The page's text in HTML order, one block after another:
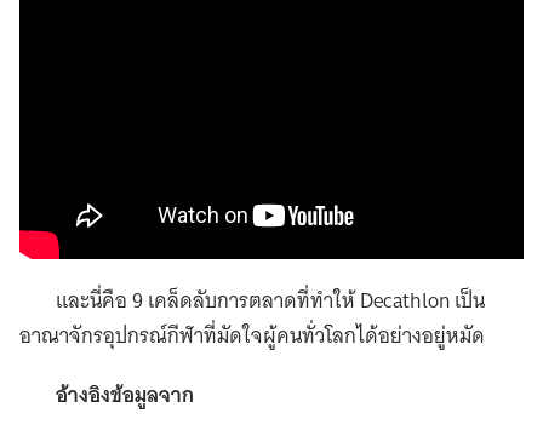
และนี่คือ 9 เคล็ดลับการตลาดที่ทำให้ Decathlon เป็น
อาณาจักรอุปกรณ์กีฬาที่มัดใจผู้คนทั่วโลกได้อย่างอยู่หมัด
อ้างอิงข้อมูลจาก